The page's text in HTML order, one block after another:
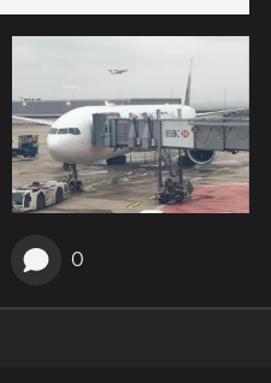
0